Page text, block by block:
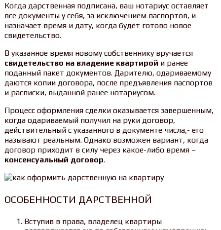
Когда дарственная подписана, ваш нотариус оставляет
все документы у себя, за исключением паспортов, и
назначает время и дату, когда будет готово новое
свидетельство.
В указанное время новому собственнику вручается
свидетельство на владение квартирой и ранее
поданный пакет документов. Дарителю, одариваемому
даются копии договора, после предъявления паспортов
и расписки, выданной ранее нотариусом.
Процесс оформления сделки оказывается завершенным,
когда одариваемый получил на руки договор,
действительный с указанного в документе числа,- его
называют реальным. Однако возможен вариант, когда
договор приходит в силу через какое-либо время –
консенсуальный договор.
ОСОБЕННОСТИ ДАРСТВЕННОЙ
Вступив в права, владелец квартиры